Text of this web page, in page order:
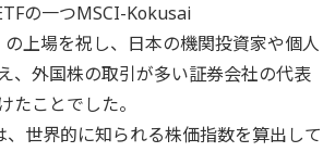
の一つMSCI-Kokusai
の上場を祝し、日本の機関投資家や個人
、外国株の取引が多い証券会社の代表
たことでした。
世界的に知られる株価指数を算出して